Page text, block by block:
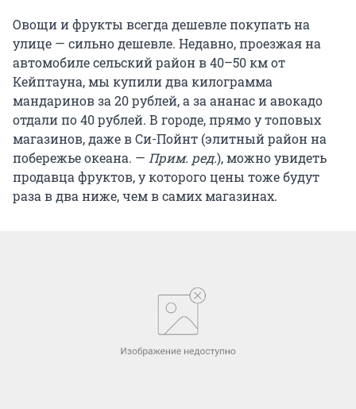
Овощи и фрукты всегда дешевле покупать на
улице — сильно дешевле. Недавно, проезжая на
автомобиле сельский район в 40–50 км от
Кейптауна, мы купили два килограмма
мандаринов за 20 рублей, а за ананас и авокадо
отдали по 40 рублей. В городе, прямо у топовых
магазинов, даже в Си-Пойнт (элитный район на
побережье океана. — Прим. ред.), можно увидеть
продавца фруктов, у которого цены тоже будут
раза в два ниже, чем в самих магазинах.